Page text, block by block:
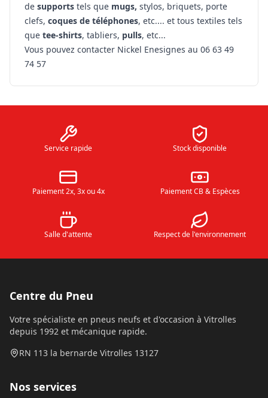
de supports tels que mugs, stylos, briquets, porte
clefs, coques de téléphones, etc.... et tous textiles tels
que tee-shirts, tabliers, pulls, etc...
Vous pouvez contacter Nickel Enesignes au 06 63 49
74 57
Service rapide Stock disponible
Paiement 2x, 3x ou 4x Paiement CB & Espèces
Salle d'attente Respect de l'environnement
Centre du Pneu
Votre spécialiste en pneus neufs et d'occasion à Vitrolles
depuis 1992 et mécanique rapide.
RN 113 la bernarde Vitrolles 13127
Nos services